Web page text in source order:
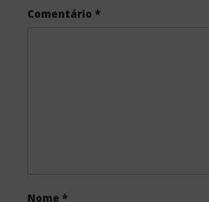
Comentário *
Nome *